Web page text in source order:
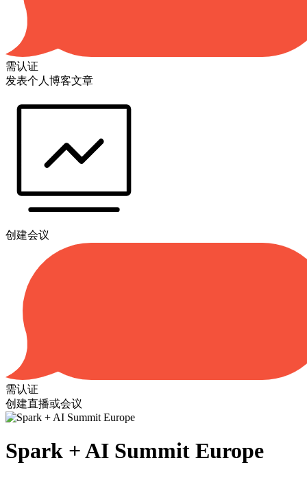
需认证
发表个人博客文章
创建会议
需认证
创建直播或会议
Spark + AI Summit Europe